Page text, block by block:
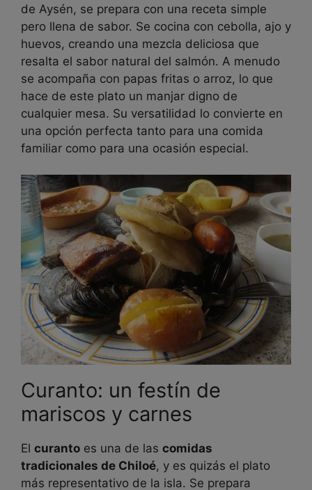
de Aysén, se prepara con una receta simple
pero llena de sabor. Se cocina con cebolla, ajo y
huevos, creando una mezcla deliciosa que
resalta el sabor natural del salmón. A menudo
se acompaña con papas fritas o arroz, lo que
hace de este plato un manjar digno de
cualquier mesa. Su versatilidad lo convierte en
una opción perfecta tanto para una comida
familiar como para una ocasión especial.
Curanto: un festín de
mariscos y carnes
El curanto es una de las comidas
tradicionales de Chiloé, y es quizás el plato
más representativo de la isla. Se prepara